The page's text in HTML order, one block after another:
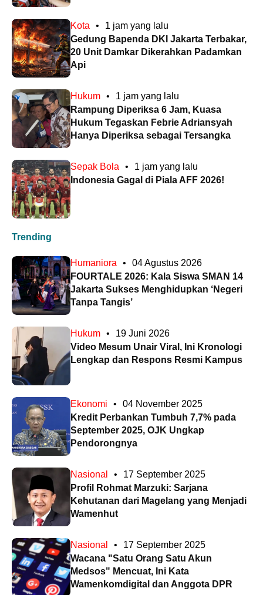
Kota •
1 jam yang lalu
Gedung Bapenda DKI Jakarta Terbakar,
20 Unit Damkar Dikerahkan Padamkan
Api
Hukum •
1 jam yang lalu
Rampung Diperiksa 6 Jam, Kuasa
Hukum Tegaskan Febrie Adriansyah
Hanya Diperiksa sebagai Tersangka
Sepak Bola •
1 jam yang lalu
Indonesia Gagal di Piala AFF 2026!
Trending
Humaniora •
04 Agustus 2026
FOURTALE 2026: Kala Siswa SMAN 14
Jakarta Sukses Menghidupkan ‘Negeri
Tanpa Tangis’
Hukum •
19 Juni 2026
Video Mesum Unair Viral, Ini Kronologi
Lengkap dan Respons Resmi Kampus
Ekonomi •
04 November 2025
Kredit Perbankan Tumbuh 7,7% pada
September 2025, OJK Ungkap
Pendorongnya
Nasional •
17 September 2025
Profil Rohmat Marzuki: Sarjana
Kehutanan dari Magelang yang Menjadi
Wamenhut
Nasional •
17 September 2025
Wacana "Satu Orang Satu Akun
Medsos" Mencuat, Ini Kata
Wamenkomdigital dan Anggota DPR